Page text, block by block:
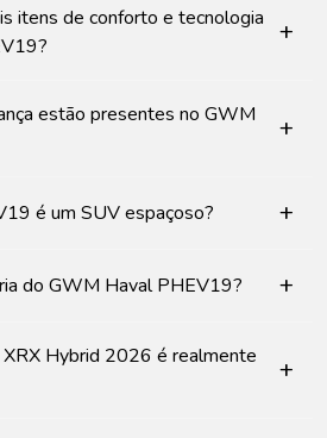
itens de conforto e tecnologia
+
estão presentes no GWM
+
é um SUV espaçoso? +
do GWM Haval PHEV19? +
XRX Hybrid 2026 é realmente
+